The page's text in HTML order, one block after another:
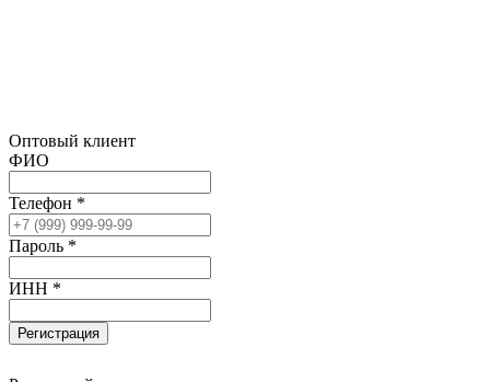
Оптовый клиент
ФИО
Телефон *
Пароль *
ИНН *
Регистрация